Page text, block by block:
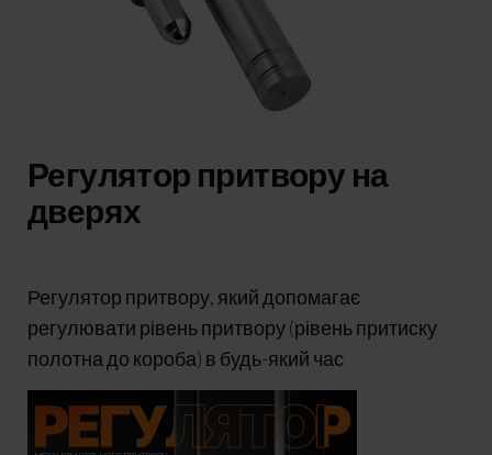
Регулятор притвору на
дверях
Регулятор притвору, який допомагає
регулювати рівень притвору (рівень притиску
полотна до короба) в будь-який час